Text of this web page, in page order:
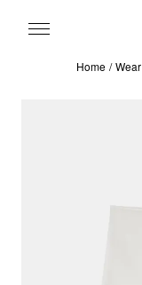
Home Wear